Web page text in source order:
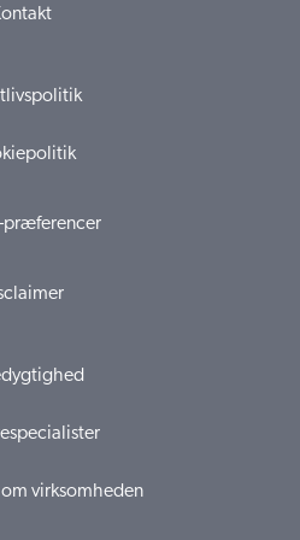
præferencer
virksomheden